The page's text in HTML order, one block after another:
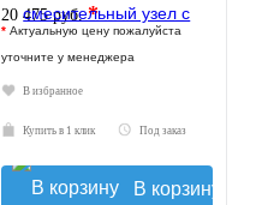
20 475 руб.*
* Актуальную цену пожалуйста
уточните у менеджера
В избранное
Купить в 1 клик Под заказ
В корзину